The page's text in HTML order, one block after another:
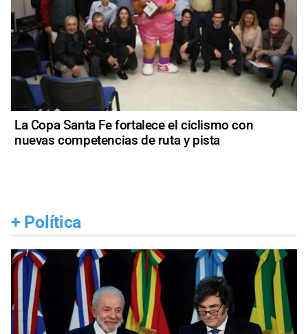
La Copa Santa Fe fortalece el ciclismo con
nuevas competencias de ruta y pista
+ Política